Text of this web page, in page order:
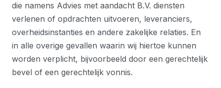
die namens Advies met aandacht B.V. diensten
verlenen of opdrachten uitvoeren, leveranciers,
overheidsinstanties en andere zakelijke relaties. En
in alle overige gevallen waarin wij hiertoe kunnen
worden verplicht, bijvoorbeeld door een gerechtelijk
bevel of een gerechtelijk vonnis.